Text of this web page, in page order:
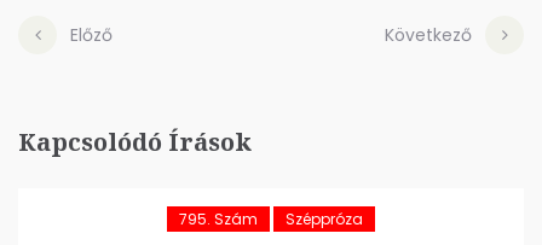
Előző Következő
Kapcsolódó Írások
795. Szám Széppróza